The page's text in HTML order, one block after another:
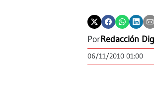
PorRedacción
06/11/2010 01:00